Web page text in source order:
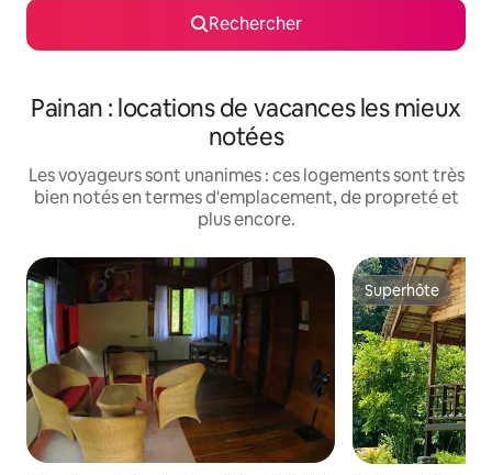
Rechercher
Painan : locations de vacances les mieux
notées
Les voyageurs sont unanimes : ces logements sont très
bien notés en termes d'emplacement, de propreté et
plus encore.
Superhôte
Superhôte